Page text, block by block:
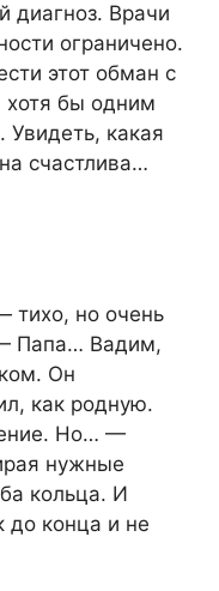
диагноз. Врачи
ограничено.
этот обман с
хотя бы одним
Увидеть, какая
счастлива…
тихо, но очень
Папа… Вадим,
Он
как родную.
Но… —
нужные
кольца. И
до конца и не